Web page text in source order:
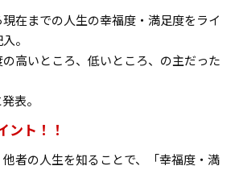
在までの人生の幸福度・満足度をライ
。
高いところ、低いところ、の主だった
表。
ント！！
者の人生を知ることで、「幸福度・満